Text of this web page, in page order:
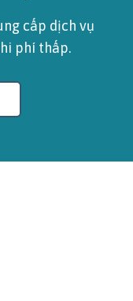
cấp dịch vụ
phí thấp.